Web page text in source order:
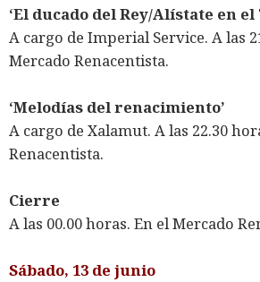
‘El ducado del Rey/Alístate en el
A cargo de Imperial Service. A las
Mercado Renacentista.
‘Melodías del renacimiento’
A cargo de Xalamut. A las 22.30
Renacentista.
Cierre
A las 00.00 horas. En el Mercado
Sábado, 13 de junio